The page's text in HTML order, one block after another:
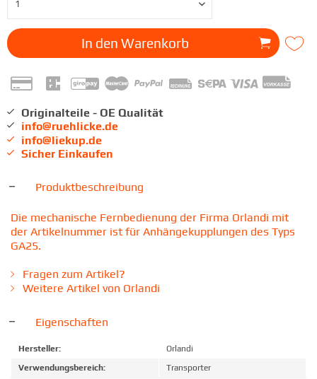
In den Warenkorb
Originalteile - OE Qualität
info@ruehlicke.de
info@liekup.de
Sicher Einkaufen
Produktbeschreibung
Die mechanische Fernbedienung der Firma Orlandi mit
der Artikelnummer ist für Anhängekupplungen des Typs
GA25.
Fragen zum Artikel?
Weitere Artikel von Orlandi
Eigenschaften
Hersteller:
Orlandi
Verwendungsbereich:
Transporter